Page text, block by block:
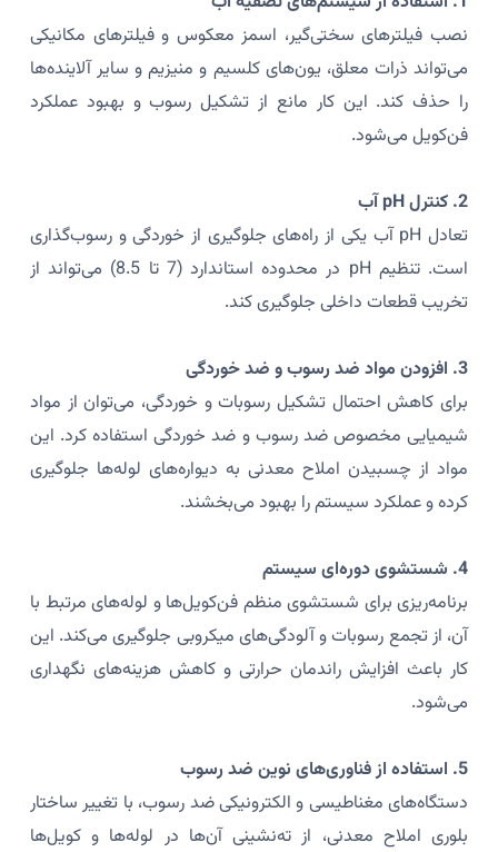
نصب فیلترهای سختی‌گیر، اسمز معکوس و فیلترهای مکانیکی
می‌تواند ذرات معلق، یون‌های کلسیم و منیزیم و سایر آلاینده‌ها
را حذف کند. این کار مانع از تشکیل رسوب و بهبود عملکرد
فن‌کویل می‌شود.
2. کنترل pH آب
تعادل pH آب یکی از راه‌های جلوگیری از خوردگی و رسوب‌گذاری
است. تنظیم pH در محدوده استاندارد (7 تا 8.5) می‌تواند از
تخریب قطعات داخلی جلوگیری کند.
3. افزودن مواد ضد رسوب و ضد خوردگی
برای کاهش احتمال تشکیل رسوبات و خوردگی، می‌توان از مواد
شیمیایی مخصوص ضد رسوب و ضد خوردگی استفاده کرد. این
مواد از چسبیدن املاح معدنی به دیواره‌های لوله‌ها جلوگیری
کرده و عملکرد سیستم را بهبود می‌بخشند.
4. شستشوی دوره‌ای سیستم
برنامه‌ریزی برای شستشوی منظم فن‌کویل‌ها و لوله‌های مرتبط با
آن، از تجمع رسوبات و آلودگی‌های میکروبی جلوگیری می‌کند. این
کار باعث افزایش راندمان حرارتی و کاهش هزینه‌های نگهداری
می‌شود.
5. استفاده از فناوری‌های نوین ضد رسوب
دستگاه‌های مغناطیسی و الکترونیکی ضد رسوب، با تغییر ساختار
بلوری املاح معدنی، از ته‌نشینی آن‌ها در لوله‌ها و کویل‌ها